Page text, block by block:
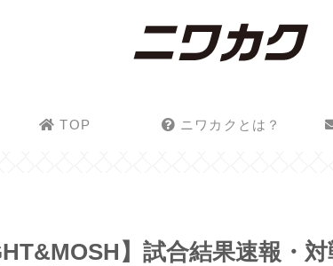
TOP ニワカクとは？
】試合結果速報・